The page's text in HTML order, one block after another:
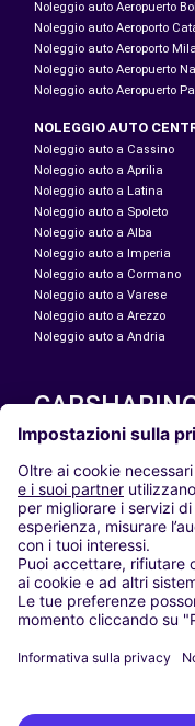
Noleggio auto Aeropuerto
Noleggio auto Aeroporto
Noleggio auto Aeroporto
Noleggio auto Aeropuerto
Noleggio auto Aeropuerto
NOLEGGIO AUTO
Noleggio auto a Cassino
Noleggio auto a Aprilia
Noleggio auto a Latina
Noleggio auto a Spoleto
Noleggio auto a Alba
Noleggio auto a Imperia
Noleggio auto a Cormano
Noleggio auto a Varese
Noleggio auto a Arezzo
Noleggio auto a Andria
LE NOSTRE CITTÀ
Paris
Madrid
Washington DC
Milano
Roma
Torino
Vienna
Berlino
Düsseldorf